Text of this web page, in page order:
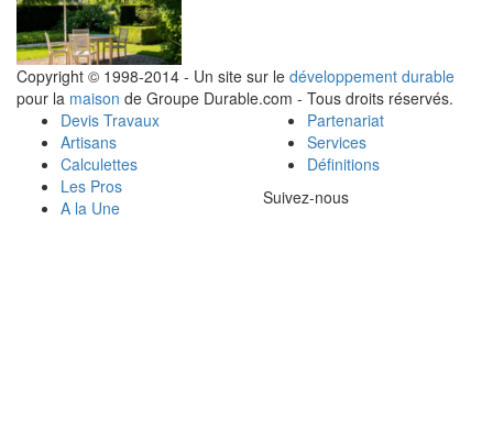
Copyright © 1998-2014 - Un site sur le développement durable
pour la maison de Groupe Durable.com - Tous droits réservés.
Devis Travaux
Artisans
Calculettes
Les Pros
A la Une
Partenariat
Services
Définitions
Suivez-nous